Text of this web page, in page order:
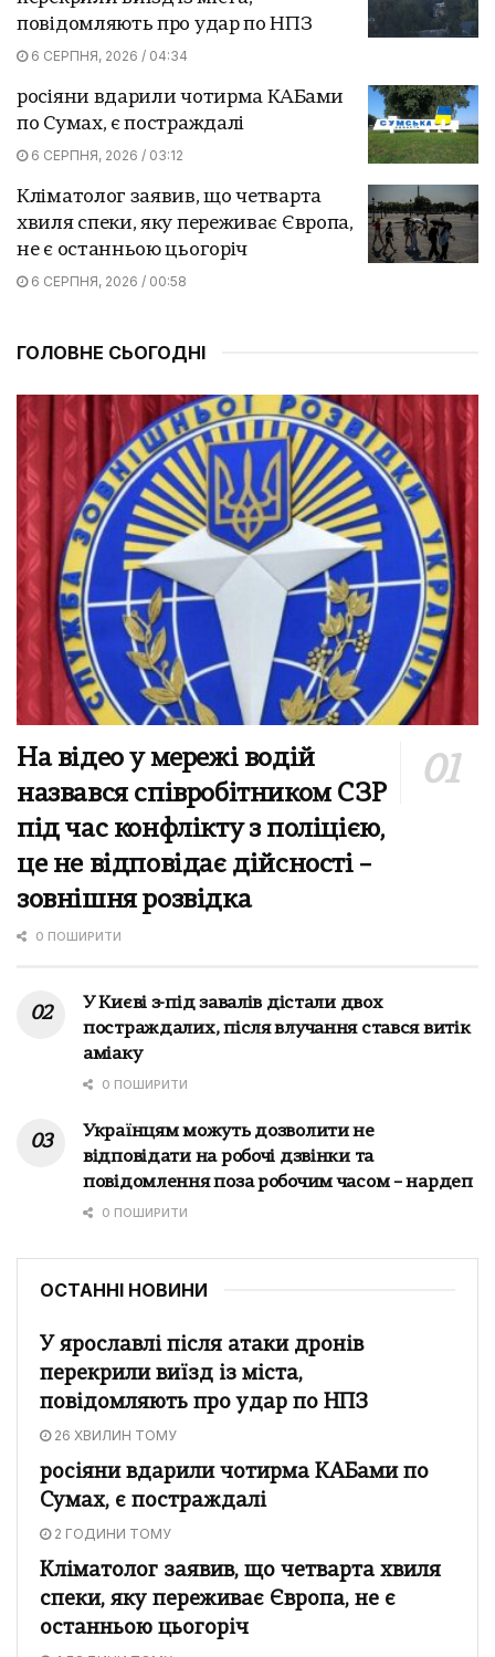
повідомляють про удар по НПЗ
6 СЕРПНЯ, 2026 / 04:34
росіяни вдарили чотирма КАБами
по Сумах, є постраждалі
6 СЕРПНЯ, 2026 / 03:12
Кліматолог заявив, що четварта
хвиля спеки, яку переживає Європа,
не є останньою цьогоріч
6 СЕРПНЯ, 2026 / 00:58
ГОЛОВНЕ СЬОГОДНІ
На відео у мережі водій
назвався співробітником СЗР
під час конфлікту з поліцією,
це не відповідає дійсності –
зовнішня розвідка
0 ПОШИРИТИ
У Києві з-під завалів дістали двох
постраждалих, після влучання стався витік
аміаку
0 ПОШИРИТИ
Українцям можуть дозволити не
відповідати на робочі дзвінки та
повідомлення поза робочим часом – нардеп
0 ПОШИРИТИ
ОСТАННІ НОВИНИ
У ярославлі після атаки дронів
перекрили виїзд із міста,
повідомляють про удар по НПЗ
26 ХВИЛИН ТОМУ
росіяни вдарили чотирма КАБами по
Сумах, є постраждалі
2 ГОДИНИ ТОМУ
Кліматолог заявив, що четварта хвиля
спеки, яку переживає Європа, не є
останньою цьогоріч